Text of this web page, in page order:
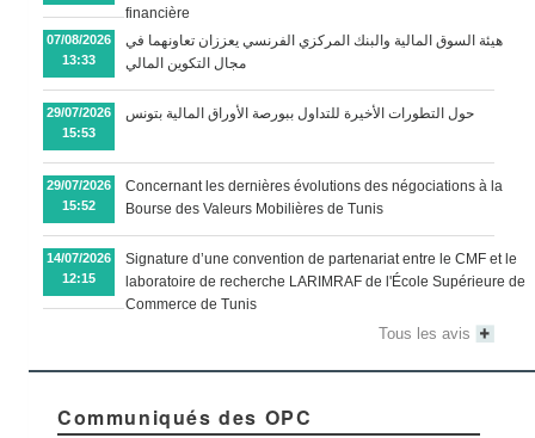
financière
07/08/2026
13:33
هيئة السوق المالية والبنك المركزي الفرنسي يعززان تعاونهما في
مجال التكوين المالي
29/07/2026
15:53
حول التطورات الأخيرة للتداول ببورصة الأوراق المالية بتونس
29/07/2026
15:52
Concernant les dernières évolutions des négociations à la
Bourse des Valeurs Mobilières de Tunis
14/07/2026
12:15
Signature d’une convention de partenariat entre le CMF et le
laboratoire de recherche LARIMRAF de l'École Supérieure de
Commerce de Tunis
Tous les avis
Communiqués des OPC